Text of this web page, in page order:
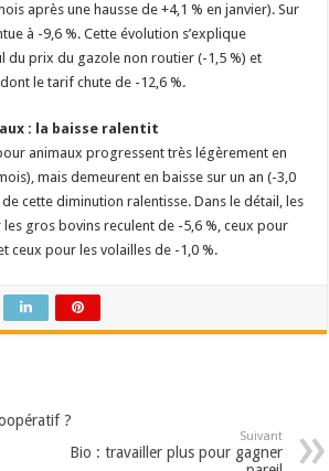
après une hausse de +4,1 % en janvier). Sur
à -9,6 %. Cette évolution s’explique
du prix du gazole non routier (-1,5 %) et
le tarif chute de -12,6 %.
: la baisse ralentit
animaux progressent très légèrement en
mais demeurent en baisse sur un an (-3,0
cette diminution ralentisse. Dans le détail, les
gros bovins reculent de -5,6 %, ceux pour
ceux pour les volailles de -1,0 %.
?
Suivant
Bio : travailler plus pour gagner